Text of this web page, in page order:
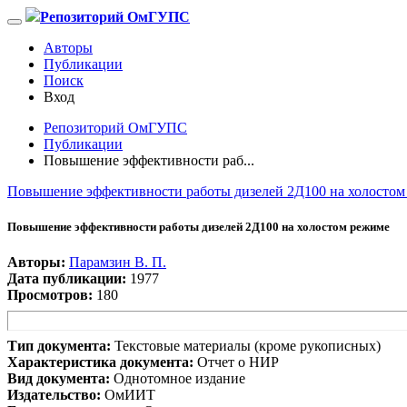
Репозиторий ОмГУПС
Авторы
Публикации
Поиск
Вход
Репозиторий ОмГУПС
Публикации
Повышение эффективности раб...
Повышение эффективности работы дизелей 2Д100 на
Повышение эффективности работы дизелей 2Д100 на холостом режиме
Авторы: Парамзин В. П.
Дата публикации: 1977
Просмотров: 180
Тип документа: Текстовые материалы (кроме рукописных)
Характеристика документа: Отчет о НИР
Вид документа: Однотомное издание
Издательство: ОмИИТ